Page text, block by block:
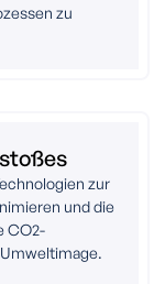
zu
zur
und die
CO2-